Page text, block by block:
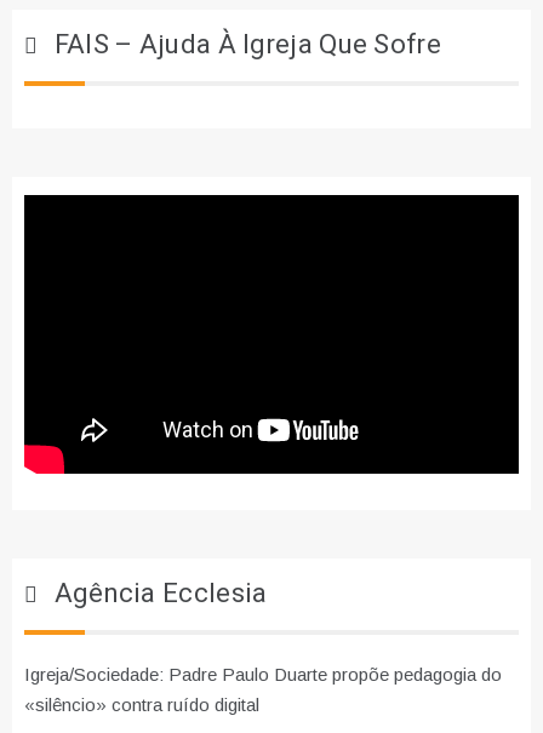
FAIS – Ajuda À Igreja Que Sofre
Agência Ecclesia
Igreja/Sociedade: Padre Paulo Duarte propõe pedagogia do
«silêncio» contra ruído digital